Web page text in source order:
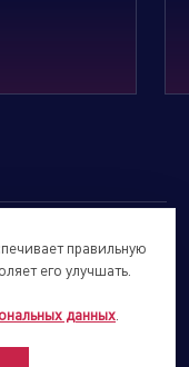
правильную
его улучшать.
данных